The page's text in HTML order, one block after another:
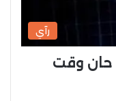
رآي
حان وقت